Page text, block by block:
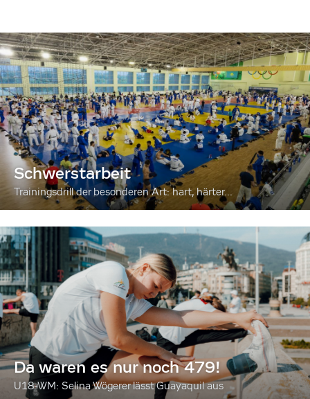
Schwerstarbeit
Trainingsdrill der besonderen Art: hart, härter...
Da waren es nur noch 479!
U18-WM: Selina Wögerer lässt Guayaquil aus